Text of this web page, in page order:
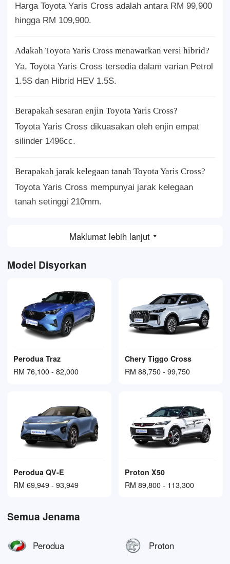
Harga Toyota Yaris Cross adalah antara RM 99,900
hingga RM 109,900.
Adakah Toyota Yaris Cross menawarkan versi hibrid?
Ya, Toyota Yaris Cross tersedia dalam varian Petrol
1.5S dan Hibrid HEV 1.5S.
Berapakah sesaran enjin Toyota Yaris Cross?
Toyota Yaris Cross dikuasakan oleh enjin empat
silinder 1496cc.
Berapakah jarak kelegaan tanah Toyota Yaris Cross?
Toyota Yaris Cross mempunyai jarak kelegaan
tanah setinggi 210mm.
Maklumat lebih lanjut
Model Disyorkan
Perodua Traz
RM 76,100 - 82,000
Chery Tiggo Cross
RM 88,750 - 99,750
Perodua QV-E
RM 69,949 - 93,949
Proton X50
RM 89,800 - 113,300
Semua Jenama
Perodua Proton